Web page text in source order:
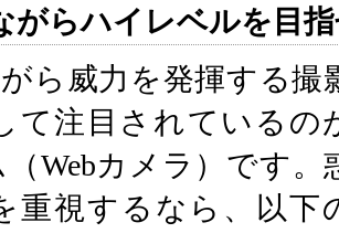
がらハイレベルを目
ら威力を発揮する撮
て注目されているの
（Webカメラ）です。
重視するなら、以下